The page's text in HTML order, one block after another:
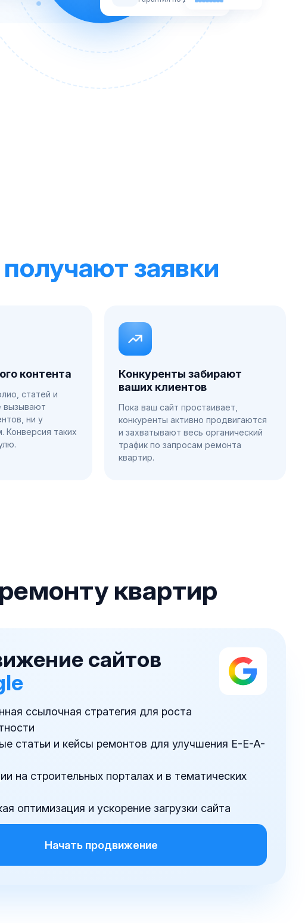
заявки
контента
статей и
вызывают
ни у
Конверсия таких
Конкуренты забирают
ваших клиентов
Пока ваш сайт простаивает,
конкуренты активно продвигаются
и захватывают весь органический
трафик по запросам ремонта
квартир.
квартир
сайтов
ссылочная стратегия для роста
статьи и кейсы ремонтов для улучшения E-E-A-
на строительных порталах и в тематических
оптимизация и ускорение загрузки сайта
Начать продвижение